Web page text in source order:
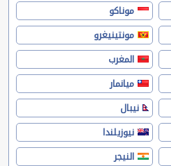
موناكو
مونتينيغرو
المغرب
ميانمار
نيبال
نيوزيلندا
النيجر